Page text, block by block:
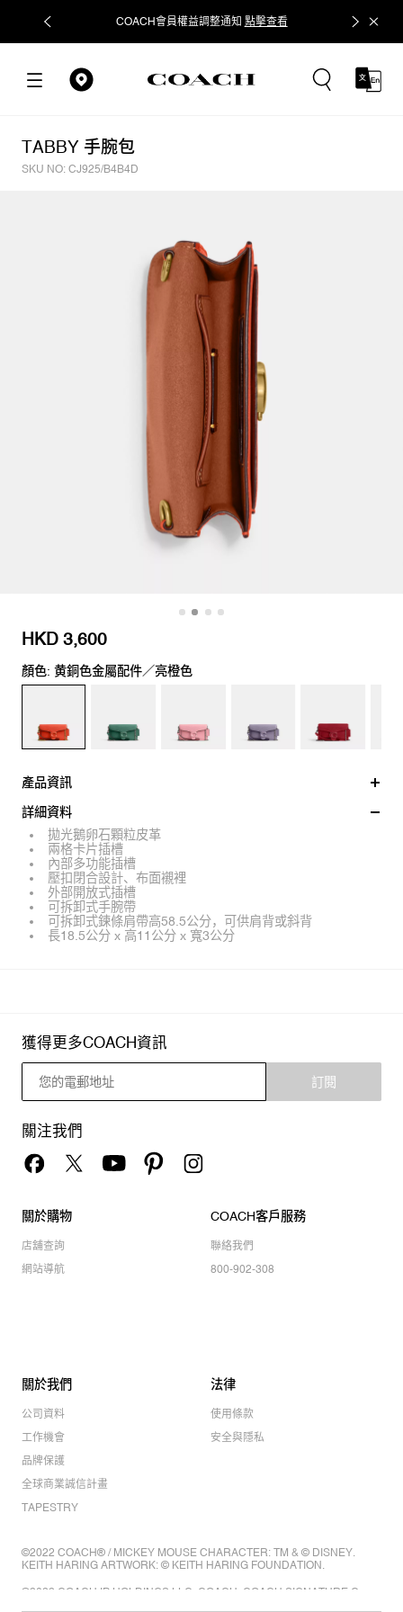
COACH會員權益調整通知 點擊查看 立即追蹤
TABBY 手腕包
SKU NO: CJ925/B4B4D
HKD 3,600
顏色: 黄銅色金屬配件／亮橙色
產品資訊
詳細資料
拋光鵝卵石顆粒皮革
兩格卡片插槽
內部多功能插槽
壓扣閉合設計、布面襯裡
外部開放式插槽
可拆卸式手腕帶
可拆卸式鍊條肩帶高58.5公分，可供肩背或斜背
長18.5公分 x 高11公分 x 寬3公分
獲得更多COACH資訊
訂閱
關注我們
關於購物
店舖查詢
網站導航
COACH客戶服務
聯絡我們
800-902-308
關於我們
公司資料
工作機會
品牌保護
全球商業誠信計畫
TAPESTRY
法律
使用條款
安全與隱私
©2022 COACH® / MICKEY MOUSE CHARACTER: TM & © DISNEY.
KEITH HARING ARTWORK: © KEITH HARING FOUNDATION.
©2022 COACH IP HOLDINGS LLC. COACH, COACH SIGNATURE C